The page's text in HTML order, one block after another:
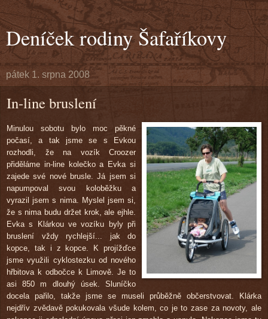
Deníček rodiny Šafaříkovy
pátek 1. srpna 2008
In-line bruslení
Minulou sobotu bylo moc pěkné
počasí, a tak jsme se s Evkou
rozhodli, že na vozík Croozer
přiděláme in-line kolečko a Evka si
zajede své nové brusle. Já jsem si
napumpoval svou koloběžku a
vyrazil jsem s nima. Myslel jsem si,
že s nima budu držet krok, ale ejhle.
Evka s Klárkou ve vozíku byly při
bruslení vždy rychlejší... jak do
kopce, tak i z kopce. K projížďce
jsme využili cyklostezku od nového
hřbitova k odbočce k Limově. Je to
asi 850 m dlouhý úsek. Sluníčko
docela pařilo, takže jsme se museli průběžně občerstvovat. Klárka
nejdřív zvědavě pokukovala všude kolem, co je to zase za novoty, ale